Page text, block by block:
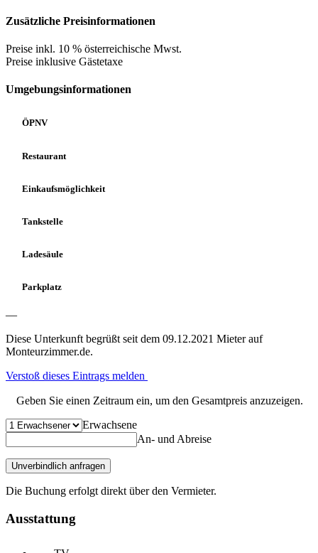
Zusätzliche Preisinformationen
Preise inkl. 10 % österreichische Mwst.
Preise inklusive Gästetaxe
Umgebungsinformationen
ÖPNV
Restaurant
Einkaufsmöglichkeit
Tankstelle
Ladesäule
Parkplatz
—
Diese Unterkunft begrüßt seit dem 09.12.2021 Mieter auf
Monteurzimmer.de.
Verstoß dieses Eintrags melden
Geben Sie einen Zeitraum ein, um den Gesamtpreis anzuzeigen.
Erwachsene
An- und Abreise
Unverbindlich anfragen
Die Buchung erfolgt direkt über den Vermieter.
Ausstattung